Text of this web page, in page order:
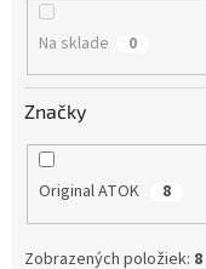
Na sklade 0
Značky
Original ATOK 8
Zobrazených položiek: 8